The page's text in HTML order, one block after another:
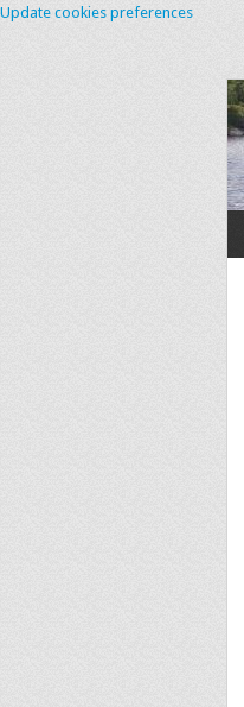
Update cookies preferences